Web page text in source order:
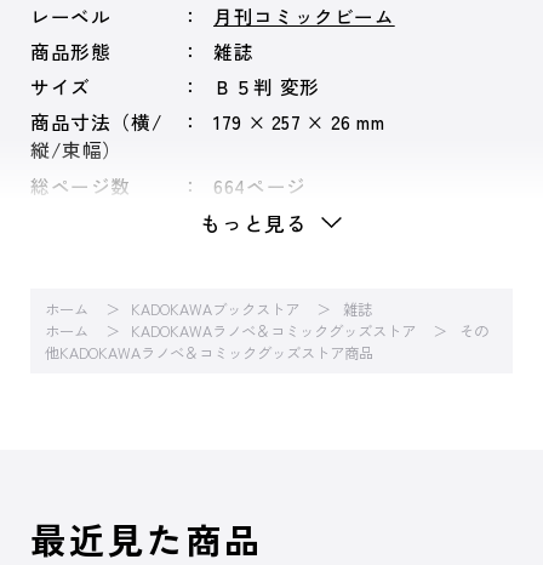
レーベル
月刊コミックビーム
商品形態
雑誌
サイズ
Ｂ５判 変形
商品寸法（横/
縦/束幅）
179 × 257 × 26 mm
総ページ数 664ページ
もっと見る
ホーム KADOKAWAブックストア
雑誌
ホーム
KADOKAWAラノベ＆コミックグッズストア
その
他KADOKAWAラノベ＆コミックグッズストア商品
最近見た商品